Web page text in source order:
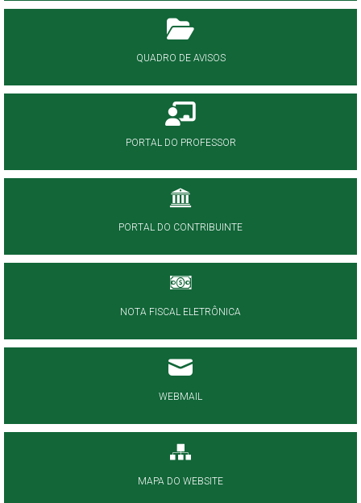
QUADRO DE AVISOS
PORTAL DO PROFESSOR
PORTAL DO CONTRIBUINTE
NOTA FISCAL ELETRÔNICA
WEBMAIL
MAPA DO WEBSITE